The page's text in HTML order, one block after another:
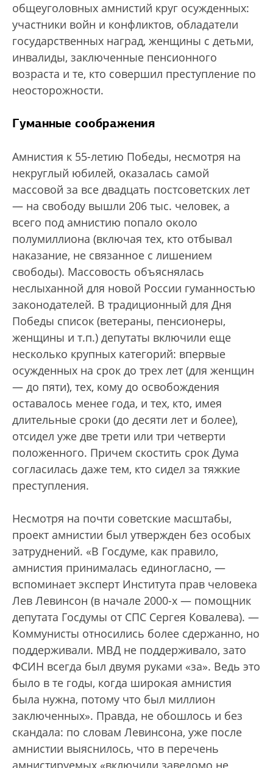
общеуголовных амнистий круг осужденных:
участники войн и конфликтов, обладатели
государственных наград, женщины с детьми,
инвалиды, заключенные пенсионного
возраста и те, кто совершил преступление по
неосторожности.
Гуманные соображения
Амнистия к 55-летию Победы, несмотря на
некруглый юбилей, оказалась самой
массовой за все двадцать постсоветских лет
— на свободу вышли 206 тыс. человек, а
всего под амнистию попало около
полумиллиона (включая тех, кто отбывал
наказание, не связанное с лишением
свободы). Массовость объяснялась
неслыханной для новой России гуманностью
законодателей. В традиционный для Дня
Победы список (ветераны, пенсионеры,
женщины и т.п.) депутаты включили еще
несколько крупных категорий: впервые
осужденных на срок до трех лет (для женщин
— до пяти), тех, кому до освобождения
оставалось менее года, и тех, кто, имея
длительные сроки (до десяти лет и более),
отсидел уже две трети или три четверти
положенного. Причем скостить срок Дума
согласилась даже тем, кто сидел за тяжкие
преступления.
Несмотря на почти советские масштабы,
проект амнистии был утвержден без особых
затруднений. «В Госдуме, как правило,
амнистия принималась единогласно, —
вспоминает эксперт Института прав человека
Лев Левинсон (в начале 2000-х — помощник
депутата Госдумы от СПС Сергея Ковалева). —
Коммунисты относились более сдержанно, но
поддерживали. МВД не поддерживало, зато
ФСИН всегда был двумя руками «за». Ведь это
было в те годы, когда широкая амнистия
была нужна, потому что был миллион
заключенных». Правда, не обошлось и без
скандала: по словам Левинсона, уже после
амнистии выяснилось, что в перечень